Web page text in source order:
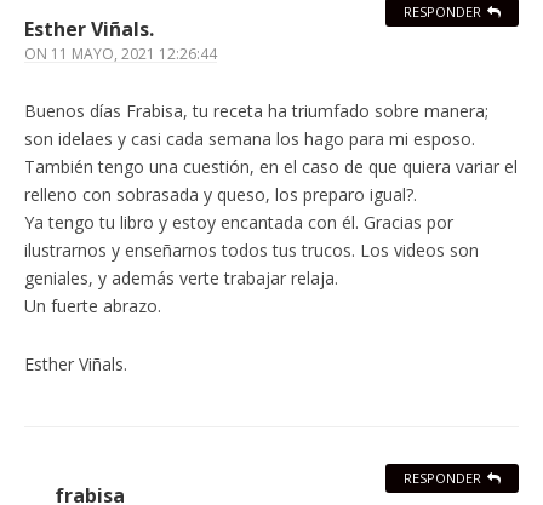
Esther Viñals.
ON 11 MAYO, 2021 12:26:44
Buenos días Frabisa, tu receta ha triumfado sobre manera;
son idelaes y casi cada semana los hago para mi esposo.
También tengo una cuestión, en el caso de que quiera variar el
relleno con sobrasada y queso, los preparo igual?.
Ya tengo tu libro y estoy encantada con él. Gracias por
ilustrarnos y enseñarnos todos tus trucos. Los videos son
geniales, y además verte trabajar relaja.
Un fuerte abrazo.
Esther Viñals.
RESPONDER
frabisa
RESPONDER